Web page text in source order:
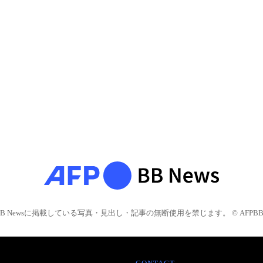
Newsに掲載している写真・見出し・記事の無断使用を禁じます。 © AFPBB